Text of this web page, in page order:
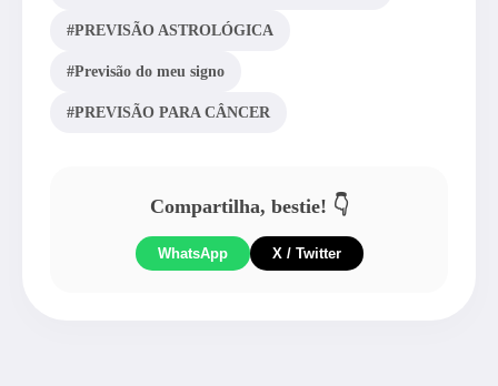
#PREVISÃO ASTROLÓGICA
#Previsão do meu signo
#PREVISÃO PARA CÂNCER
Compartilha, bestie! 👇
WhatsApp X / Twitter